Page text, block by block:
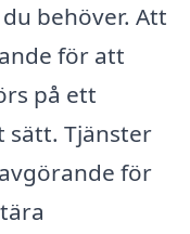
behöver. Att
för att
på ett
sätt. Tjänster
för